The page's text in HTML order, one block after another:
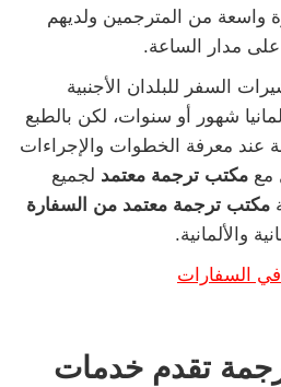
من المترجمين ولديهم
مدار الساعة.
السفر للبلدان الأجنبية
شهور أو سنوات، لكن بالطبع
عند معرفة الخطوات والإجراءات
مع مكتب ترجمة معتمد لجميع
مكتب ترجمة معتمد من السفارة
والألمانية.
السفارات
تقدم خدمات